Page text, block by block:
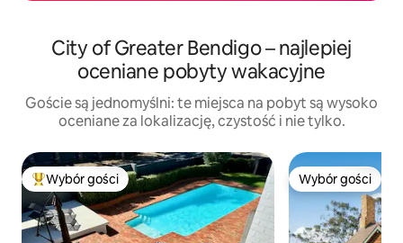
City of Greater Bendigo – najlepiej
oceniane pobyty wakacyjne
Goście są jednomyślni: te miejsca na pobyt są wysoko
oceniane za lokalizację, czystość i nie tylko.
Najpopularniejsze z kategorii Wybór gości
Wybór gości Wybór gości
Wybór gości